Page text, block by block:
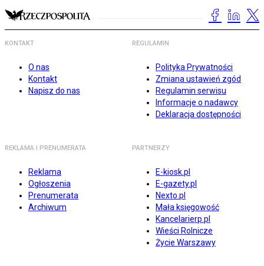
KONTAKT
O nas
Kontakt
Napisz do nas
REGULAMIN
Polityka Prywatności
Zmiana ustawień zgód
Regulamin serwisu
Informacje o nadawcy
Deklaracja dostępności
REKLAMA I PRENUMERATA
Reklama
Ogłoszenia
Prenumerata
Archiwum
PARTNERZY
E-kiosk.pl
E-gazety.pl
Nexto.pl
Mała księgowość
Kancelarierp.pl
Wieści Rolnicze
Życie Warszawy